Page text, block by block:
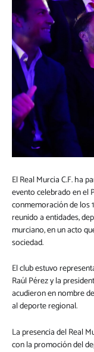
El Real Murcia C.F. ha
evento celebrado en el
conmemoración de los
reunido a entidades,
murciano, en un acto
sociedad.
El club estuvo
Raúl Pérez y la
acudieron en nombre
al deporte regional.
La presencia del Real
con la promoción del